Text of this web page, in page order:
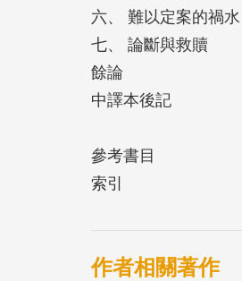
六、 難以定案的禍水
七、 論斷與救贖
餘論
中譯本後記
參考書目
索引
作者相關著作